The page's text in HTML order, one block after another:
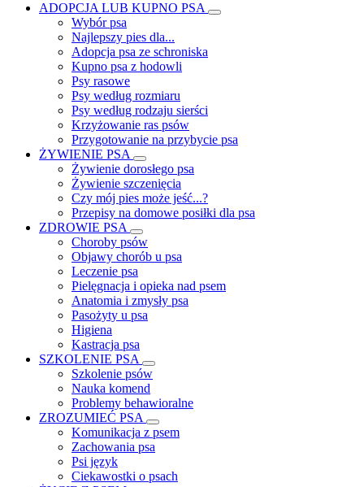
ADOPCJA LUB KUPNO PSA
Wybór psa
Najlepszy pies dla...
Adopcja psa ze schroniska
Kupno psa z hodowli
Psy rasowe
Psy według rozmiaru
Psy według rodzaju sierści
Krzyżowanie ras psów
Przygotowanie na przybycie psa
ŻYWIENIE PSA
Żywienie dorosłego psa
Żywienie szczenięcia
Czy mój pies może jeść...?
Przepisy na domowe posiłki dla psa
ZDROWIE PSA
Choroby psów
Objawy chorób u psa
Leczenie psa
Pielęgnacja i opieka nad psem
Anatomia i zmysły psa
Pasożyty u psa
Higiena
Kastracja psa
SZKOLENIE PSA
Szkolenie psów
Nauka komend
Problemy behawioralne
ZROZUMIEĆ PSA
Komunikacja z psem
Zachowania psa
Psi język
Ciekawostki o psach